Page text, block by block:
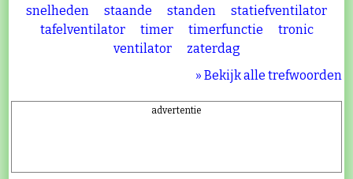
snelheden
staande standen
statiefventilator
tafelventilator
timer timerfunctie
tronic
ventilator
zaterdag
» Bekijk alle trefwoorden
advertentie